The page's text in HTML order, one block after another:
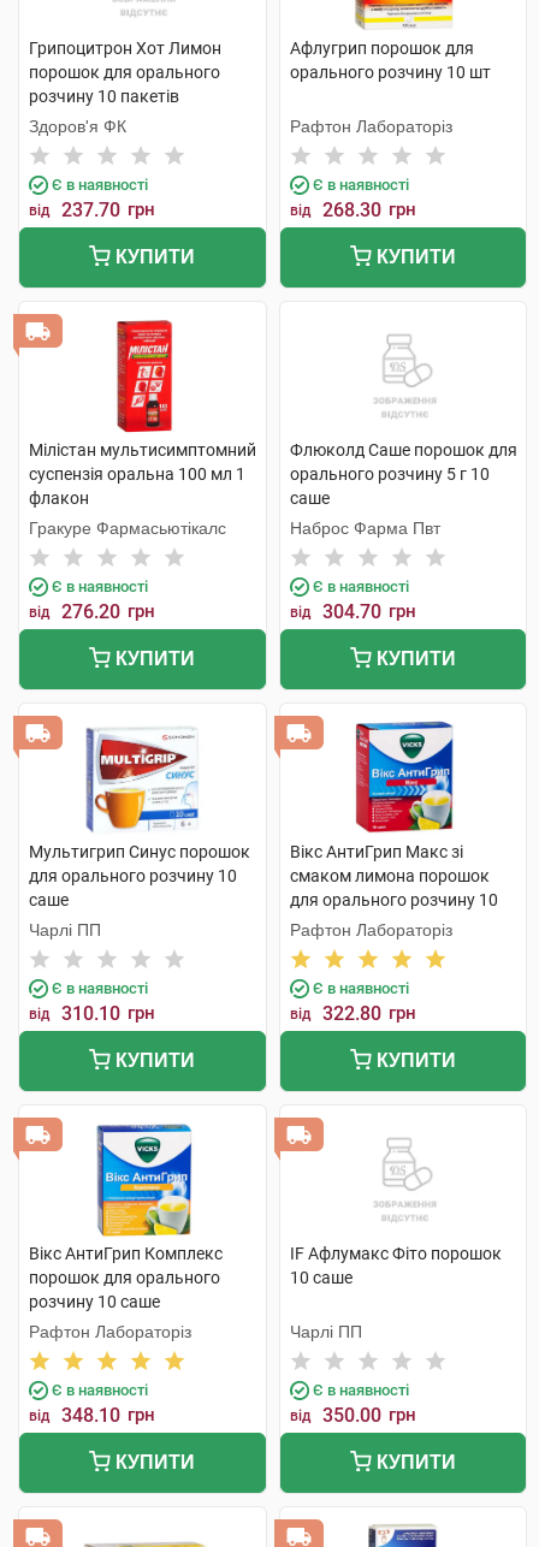
Грипоцитрон Хот Лимон
порошок для орального
розчину 10 пакетів
Здоров'я ФК
Є в наявності
від 237.70 грн
КУПИТИ
Афлугрип порошок для
орального розчину 10 шт
Рафтон Лабораторіз
Є в наявності
від 268.30 грн
КУПИТИ
Мілістан мультисимптомний
суспензія оральна 100 мл 1
флакон
Гракуре Фармасьютікалс
Є в наявності
від 276.20 грн
КУПИТИ
Флюколд Саше порошок для
орального розчину 5 г 10
саше
Наброс Фарма Пвт
Є в наявності
від 304.70 грн
КУПИТИ
Мультигрип Синус порошок
для орального розчину 10
саше
Чарлі ПП
Є в наявності
від 310.10 грн
КУПИТИ
Вікс АнтиГрип Макс зі
смаком лимона порошок
для орального розчину 10
саше
Рафтон Лабораторіз
Є в наявності
від 322.80 грн
КУПИТИ
Вікс АнтиГрип Комплекс
порошок для орального
розчину 10 саше
Рафтон Лабораторіз
Є в наявності
від 348.10 грн
КУПИТИ
IF Афлумакс Фіто порошок
10 саше
Чарлі ПП
Є в наявності
від 350.00 грн
КУПИТИ